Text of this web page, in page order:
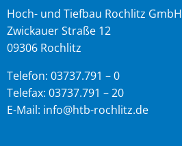
Hoch- und Tiefbau Rochlitz GmbH
Zwickauer Straße 12
09306 Rochlitz
Telefon: 03737.791 – 0
Telefax: 03737.791 – 20
E-Mail: info@htb-rochlitz.de